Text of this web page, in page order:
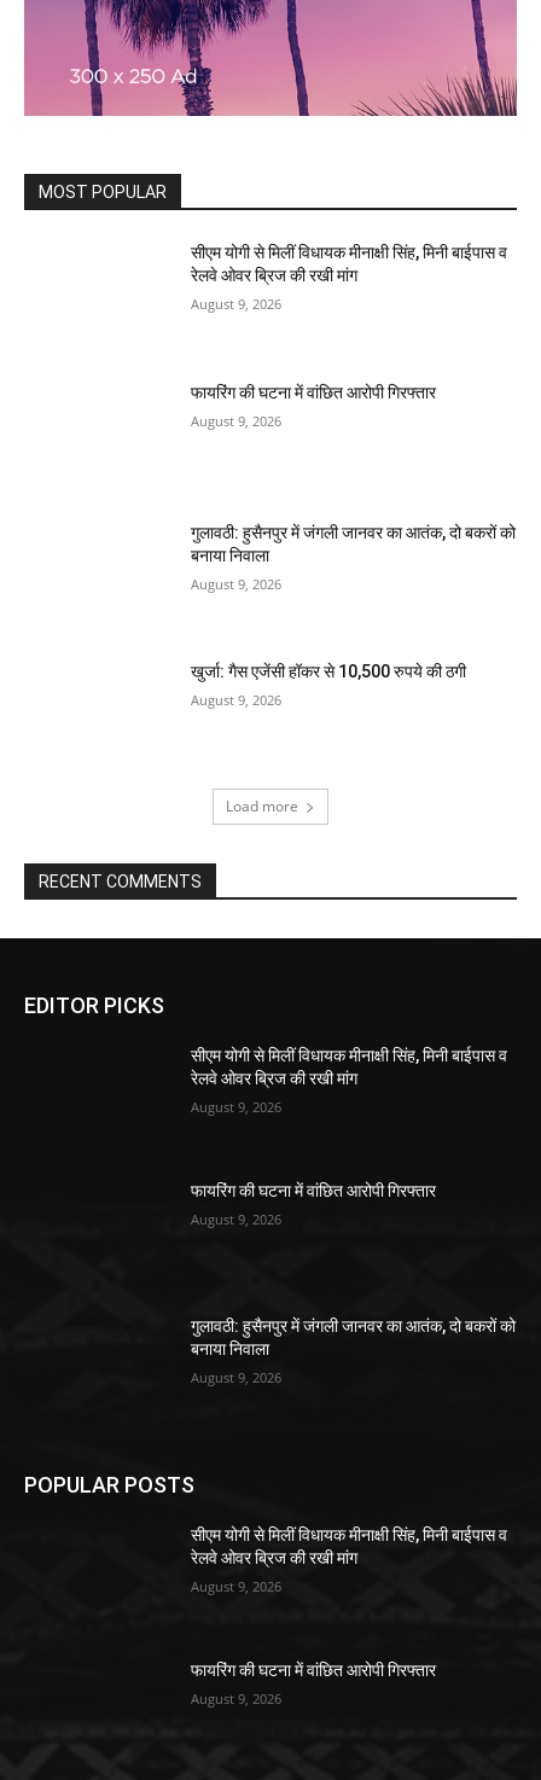
MOST POPULAR
सीएम योगी से मिलीं विधायक मीनाक्षी सिंह, मिनी बाईपास व
रेलवे ओवर ब्रिज की रखी मांग
August 9, 2026
फायरिंग की घटना में वांछित आरोपी गिरफ्तार
August 9, 2026
गुलावठी: हुसैनपुर में जंगली जानवर का आतंक, दो बकरों को
बनाया निवाला
August 9, 2026
खुर्जा: गैस एजेंसी हॉकर से 10,500 रुपये की ठगी
August 9, 2026
Load more
RECENT COMMENTS
EDITOR PICKS
सीएम योगी से मिलीं विधायक मीनाक्षी सिंह, मिनी बाईपास व
रेलवे ओवर ब्रिज की रखी मांग
August 9, 2026
फायरिंग की घटना में वांछित आरोपी गिरफ्तार
August 9, 2026
गुलावठी: हुसैनपुर में जंगली जानवर का आतंक, दो बकरों को
बनाया निवाला
August 9, 2026
POPULAR POSTS
सीएम योगी से मिलीं विधायक मीनाक्षी सिंह, मिनी बाईपास व
रेलवे ओवर ब्रिज की रखी मांग
August 9, 2026
फायरिंग की घटना में वांछित आरोपी गिरफ्तार
August 9, 2026